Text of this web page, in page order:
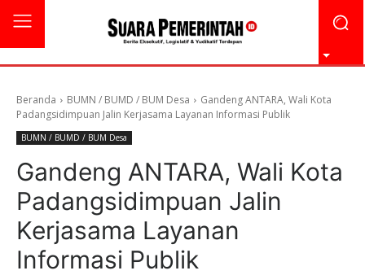
Beranda BUMN / BUMD / BUM Desa
Gandeng ANTARA, Wali Kota
Padangsidimpuan Jalin Kerjasama Layanan Informasi Publik
BUMN / BUMD / BUM Desa
Gandeng ANTARA, Wali Kota
Padangsidimpuan Jalin
Kerjasama Layanan
Informasi Publik